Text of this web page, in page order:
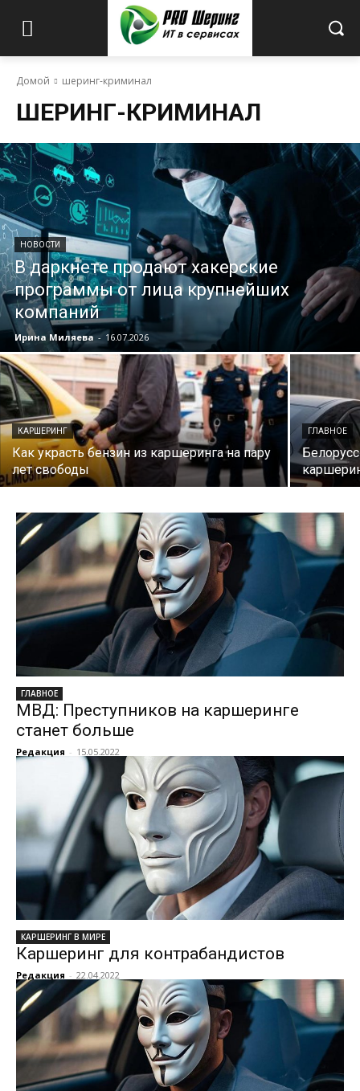
Домой шеринг-криминал
ШЕРИНГ-КРИМИНАЛ
НОВОСТИ
В даркнете продают хакерские
программы от лица крупнейших
компаний
Ирина Миляева - 16.07.2026
КАРШЕРИНГ
Как украсть бензин из каршеринга на пару
лет свободы
ГЛАВНОЕ
ГЛАВНОЕ
МВД: Преступников на каршеринге
станет больше
Редакция - 15.05.2022
КАРШЕРИНГ В МИРЕ
Каршеринг для контрабандистов
Редакция - 22.04.2022